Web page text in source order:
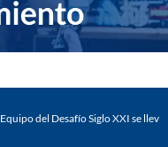
Equipo del Desafío Siglo XXI se